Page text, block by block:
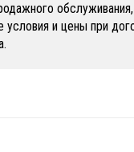
условия и цены при